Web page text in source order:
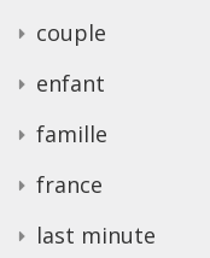
couple
enfant
famille
france
last minute